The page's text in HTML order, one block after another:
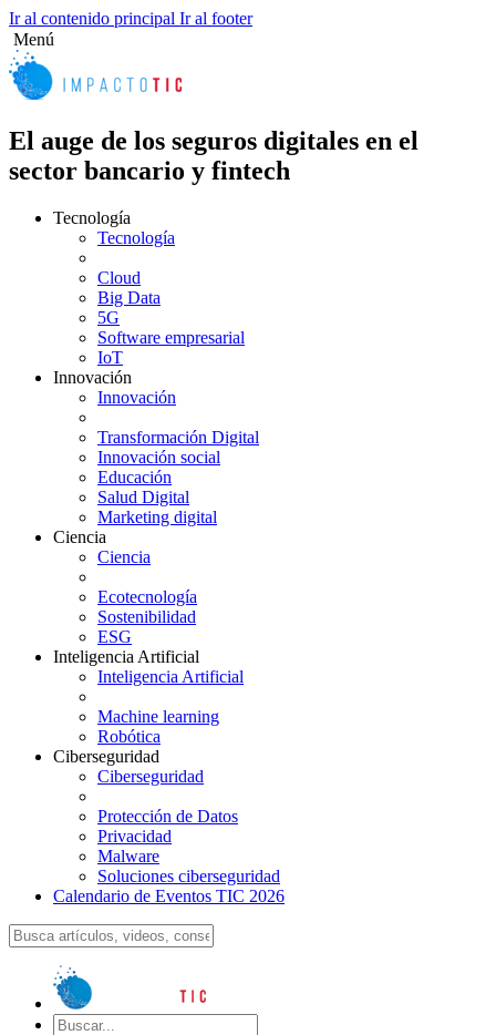
Ir al contenido principal Ir al footer
Menú
El auge de los seguros digitales en el
sector bancario y fintech
Tecnología
Tecnología
Cloud
Big Data
5G
Software empresarial
IoT
Innovación
Innovación
Transformación Digital
Innovación social
Educación
Salud Digital
Marketing digital
Ciencia
Ciencia
Ecotecnología
Sostenibilidad
ESG
Inteligencia Artificial
Inteligencia Artificial
Machine learning
Robótica
Ciberseguridad
Ciberseguridad
Protección de Datos
Privacidad
Malware
Soluciones ciberseguridad
Calendario de Eventos TIC 2026